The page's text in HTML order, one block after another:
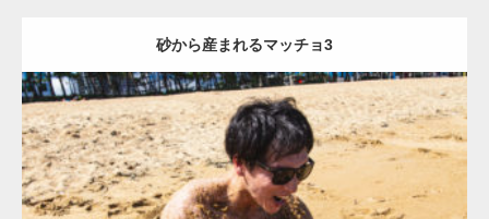
砂から産まれるマッチョ3
Update:2021.07.8
Category:海のマッチョ オレンジの人 AKIHITO(細マッチョ)